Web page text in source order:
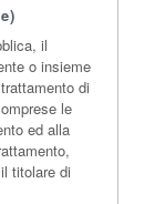
il
o insieme
di
le
ed alla
titolare di